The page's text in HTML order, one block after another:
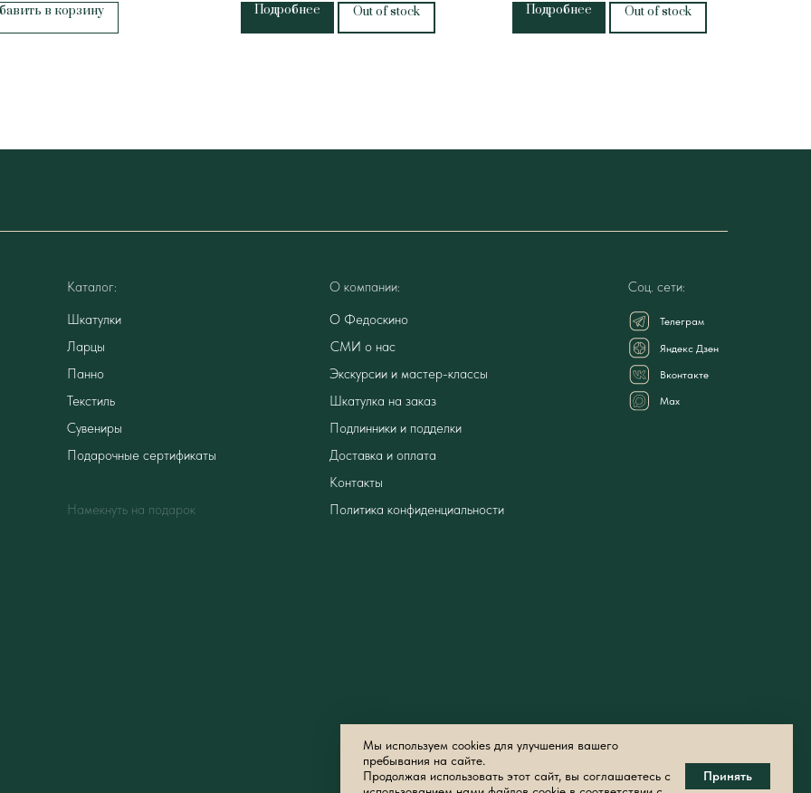
в корзину Подробнее Out of stock Подробнее Out of stock
Каталог:
Вконтакте
Мах
Телеграм
Яндекс Дзен
Шкатулки
Ларцы
Панно
Текстиль
Сувениры
Подарочные сертификаты
Намекнуть на подарок
О компании:
О Федоскино
Контакты
Экскурсии и мастер-классы
Подлинники и подделки
Доставка и оплата
Соц. сети:
Шкатулка на заказ
Политика конфиденциальности
СМИ о нас
Мы используем cookies для улучшения вашего
пребывания на сайте.
Продолжая использовать этот сайт, вы соглашаетесь с
Принять